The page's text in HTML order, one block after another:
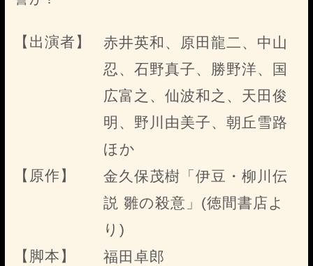
【出演者】
赤井英和、原田龍二、中山
忍、石野真子、勝野洋、国
広富之、仙波和之、天田俊
明、野川由美子、朝丘雪路
ほか
【原作】
金久保茂樹「伊豆・柳川伝
説 雛の殺意」(徳間書店よ
り)
【脚本】
福田卓郎